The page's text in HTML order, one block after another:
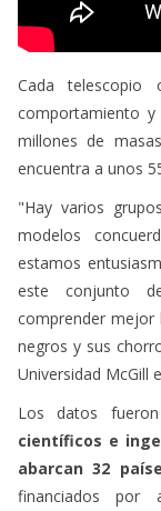
Cada telescopio
comportamiento
millones de
encuentra a unos
"Hay varios
modelos
estamos
este conjunto
comprender mejor
negros y sus
Universidad McGill
Los datos
científicos e
abarcan 32
financiados por